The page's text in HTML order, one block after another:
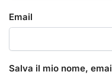
Email
Salva il mio nome,